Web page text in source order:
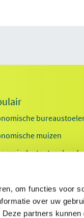
om functies voor
over uw
partners kunnen
muizen
standaarden